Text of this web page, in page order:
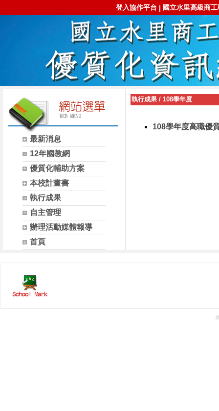
登入協作平台 | 國立水里高級商
最新消息
12年國教網
優質化輔助方案
本校計畫書
執行成果
自主管理
辦理活動媒體報導
首頁
執行成果 / 108學年度
108學年度高職優